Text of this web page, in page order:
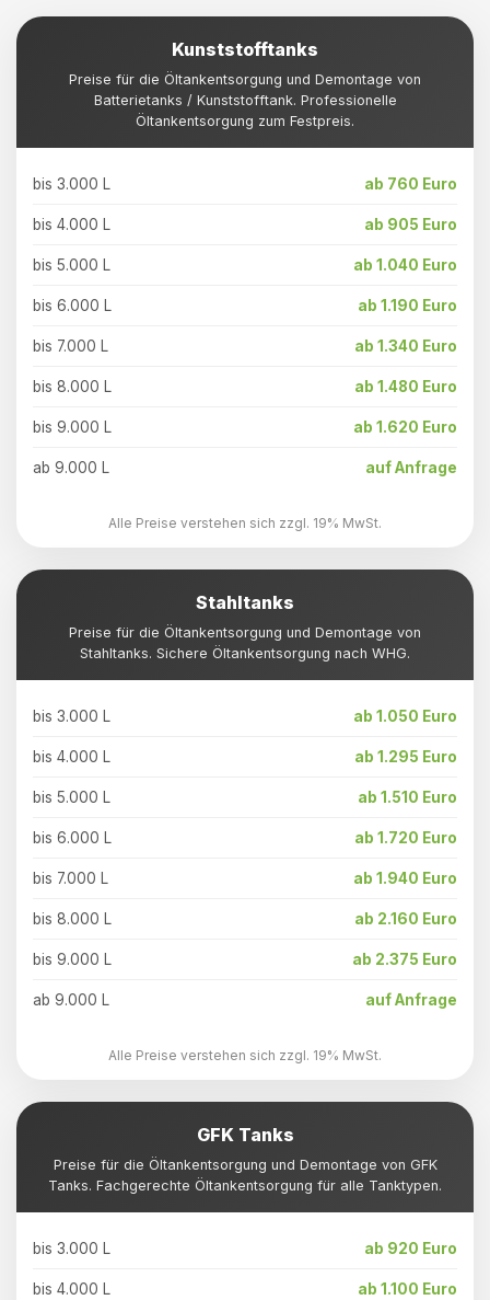
Kunststofftanks
Preise für die Öltankentsorgung und Demontage von
Batterietanks / Kunststofftank. Professionelle
Öltankentsorgung zum Festpreis.
bis 3.000 L ab 760 Euro
bis 4.000 L ab 905 Euro
bis 5.000 L ab 1.040 Euro
bis 6.000 L ab 1.190 Euro
bis 7.000 L ab 1.340 Euro
bis 8.000 L ab 1.480 Euro
bis 9.000 L ab 1.620 Euro
ab 9.000 L auf Anfrage
Alle Preise verstehen sich zzgl. 19% MwSt.
Stahltanks
Preise für die Öltankentsorgung und Demontage von
Stahltanks. Sichere Öltankentsorgung nach WHG.
bis 3.000 L ab 1.050 Euro
bis 4.000 L ab 1.295 Euro
bis 5.000 L ab 1.510 Euro
bis 6.000 L ab 1.720 Euro
bis 7.000 L ab 1.940 Euro
bis 8.000 L ab 2.160 Euro
bis 9.000 L ab 2.375 Euro
ab 9.000 L auf Anfrage
Alle Preise verstehen sich zzgl. 19% MwSt.
GFK Tanks
Preise für die Öltankentsorgung und Demontage von GFK
Tanks. Fachgerechte Öltankentsorgung für alle Tanktypen.
bis 3.000 L ab 920 Euro
bis 4.000 L ab 1.100 Euro